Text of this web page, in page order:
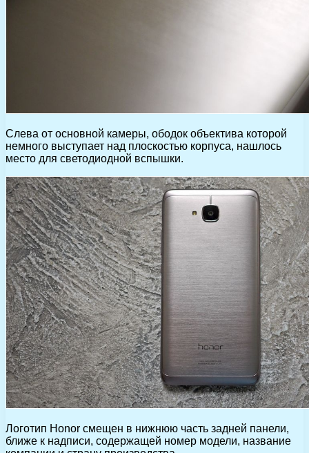
Слева от основной камеры, ободок объектива которой
немного выступает над плоскостью корпуса, нашлось
место для светодиодной вспышки.
Логотип Honor смещен в нижнюю часть задней панели,
ближе к надписи, содержащей номер модели, название